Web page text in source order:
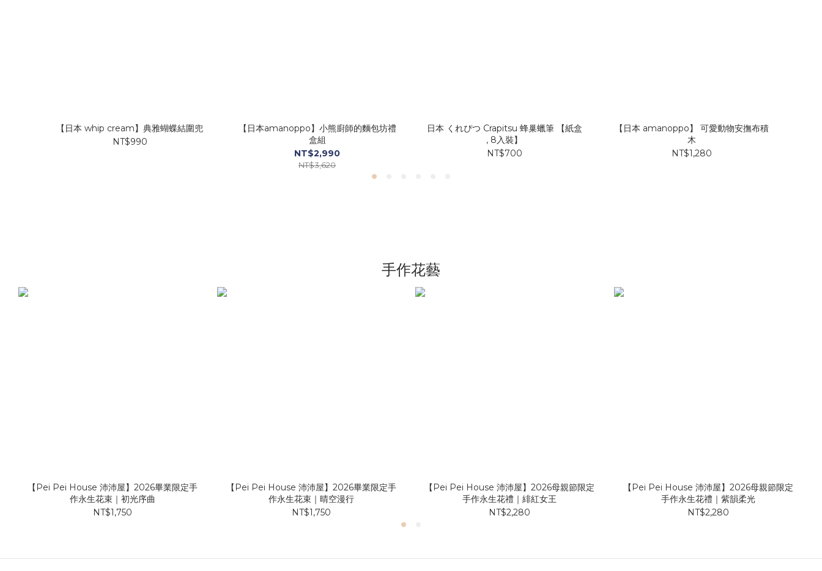
【日本 whip cream】典雅蝴蝶結圍兜
NT$990
【日本amanoppo】小熊廚師的麵包坊禮
盒組
NT$2,990
NT$3,620
日本 くれぴつ Crapitsu 蜂巢蠟筆 【紙盒
, 8入裝】
NT$700
【日本 amanoppo】 可愛動物安撫布積
木
NT$1,280
手作花藝
【Pei Pei House 沛沛屋】2026畢業限定手
作永生花束｜初光序曲
NT$1,750
【Pei Pei House 沛沛屋】2026畢業限定手
作永生花束｜晴空漫行
NT$1,750
【Pei Pei House 沛沛屋】2026母親節限定
手作永生花禮｜緋紅女王
NT$2,280
【Pei Pei House 沛沛屋】2026母親節限定
手作永生花禮｜紫韻柔光
NT$2,280